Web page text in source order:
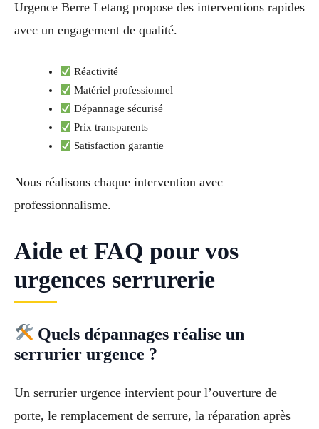
Urgence Berre Letang propose des interventions rapides
avec un engagement de qualité.
Réactivité
Matériel professionnel
Dépannage sécurisé
Prix transparents
Satisfaction garantie
Nous réalisons chaque intervention avec
professionnalisme.
Aide et FAQ pour vos
urgences serrurerie
Quels dépannages réalise un
serrurier urgence ?
Un serrurier urgence intervient pour l’ouverture de
porte, le remplacement de serrure, la réparation après